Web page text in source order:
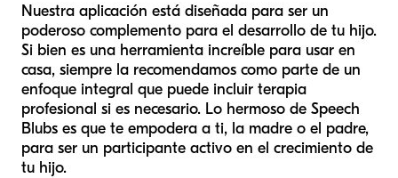
Nuestra aplicación está diseñada para ser un
poderoso complemento para el desarrollo de tu hijo.
Si bien es una herramienta increíble para usar en
casa, siempre la recomendamos como parte de un
enfoque integral que puede incluir terapia
profesional si es necesario. Lo hermoso de Speech
Blubs es que te empodera a ti, la madre o el padre,
para ser un participante activo en el crecimiento de
tu hijo.